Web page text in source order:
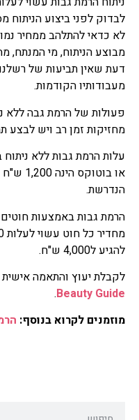
לבדוק לפני ביצוע
לא כדאי להתלהב ממחיר
מבוצע הניתוח, מי המנתח, מה
דעת שאין תביעות של
מעבודותיו הקודמות.
פעולות של הרמת גבה ללא
מחזיקות זמן רב ויש לבצע
עלות הרמת גבות ללא
הנדרשת.
הרמת גבות באמצעות
להגיע ל4,000 ש"ח.
לקבלת יעוץ והתאמה אישית
Beauty Guide
.
מוזמנים לקרוא בנוסף: